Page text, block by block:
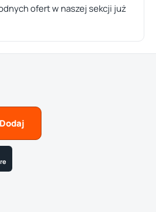
ofert w naszej sekcji już